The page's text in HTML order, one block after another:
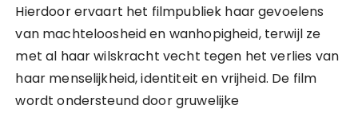
Hierdoor ervaart het filmpubliek haar gevoelens
van machteloosheid en wanhopigheid, terwijl ze
met al haar wilskracht vecht tegen het verlies van
haar menselijkheid, identiteit en vrijheid. De film
wordt ondersteund door gruwelijke